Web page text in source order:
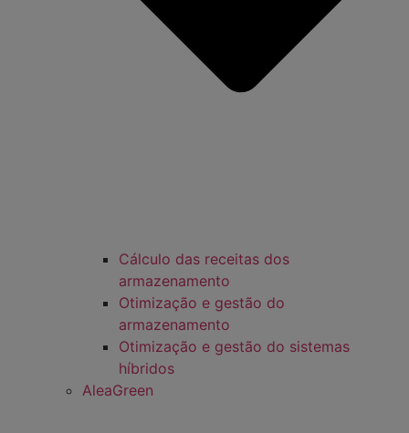
Cálculo das receitas dos
armazenamento
Otimização e gestão do
armazenamento
Otimização e gestão do sistemas
híbridos
AleaGreen